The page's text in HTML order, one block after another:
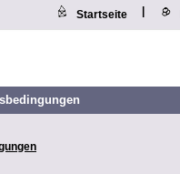
Startseite